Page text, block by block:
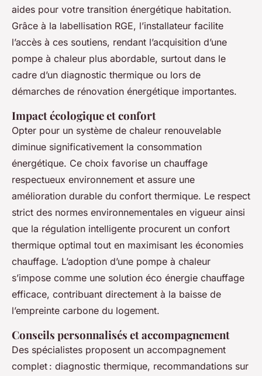
aides pour votre transition énergétique habitation.
Grâce à la labellisation RGE, l’installateur facilite
l’accès à ces soutiens, rendant l’acquisition d’une
pompe à chaleur plus abordable, surtout dans le
cadre d’un diagnostic thermique ou lors de
démarches de rénovation énergétique importantes.
Impact écologique et confort
Opter pour un système de chaleur renouvelable
diminue significativement la consommation
énergétique. Ce choix favorise un chauffage
respectueux environnement et assure une
amélioration durable du confort thermique. Le respect
strict des normes environnementales en vigueur ainsi
que la régulation intelligente procurent un confort
thermique optimal tout en maximisant les économies
chauffage. L’adoption d’une pompe à chaleur
s’impose comme une solution éco énergie chauffage
efficace, contribuant directement à la baisse de
l’empreinte carbone du logement.
Conseils personnalisés et accompagnement
Des spécialistes proposent un accompagnement
complet : diagnostic thermique, recommandations sur